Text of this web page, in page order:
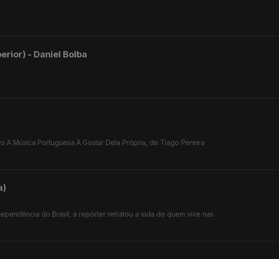
- Daniel Bolba
Música Portuguesa A Gostar Dela Própria, de Tiago Pereira
do Brasil, a repórter retratou a vida de quem vive nas